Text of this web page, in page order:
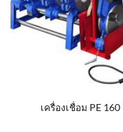
เครื่องเชื่อม PE 160